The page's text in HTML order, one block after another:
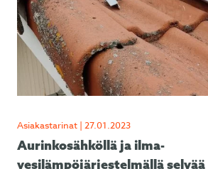
Asiakastarinat | 27.01.2023
Aurinkosähköllä ja ilma-
vesilämpöjärjestelmällä selvää